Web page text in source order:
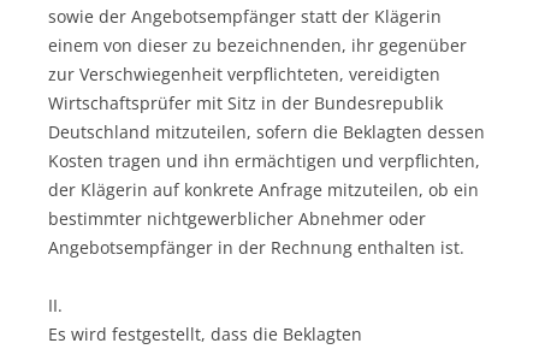
sowie der Angebotsempfänger statt der Klägerin
einem von dieser zu bezeichnenden, ihr gegenüber
zur Verschwiegenheit verpflichteten, vereidigten
Wirtschaftsprüfer mit Sitz in der Bundesrepublik
Deutschland mitzuteilen, sofern die Beklagten dessen
Kosten tragen und ihn ermächtigen und verpflichten,
der Klägerin auf konkrete Anfrage mitzuteilen, ob ein
bestimmter nichtgewerblicher Abnehmer oder
Angebotsempfänger in der Rechnung enthalten ist.
II.
Es wird festgestellt, dass die Beklagten